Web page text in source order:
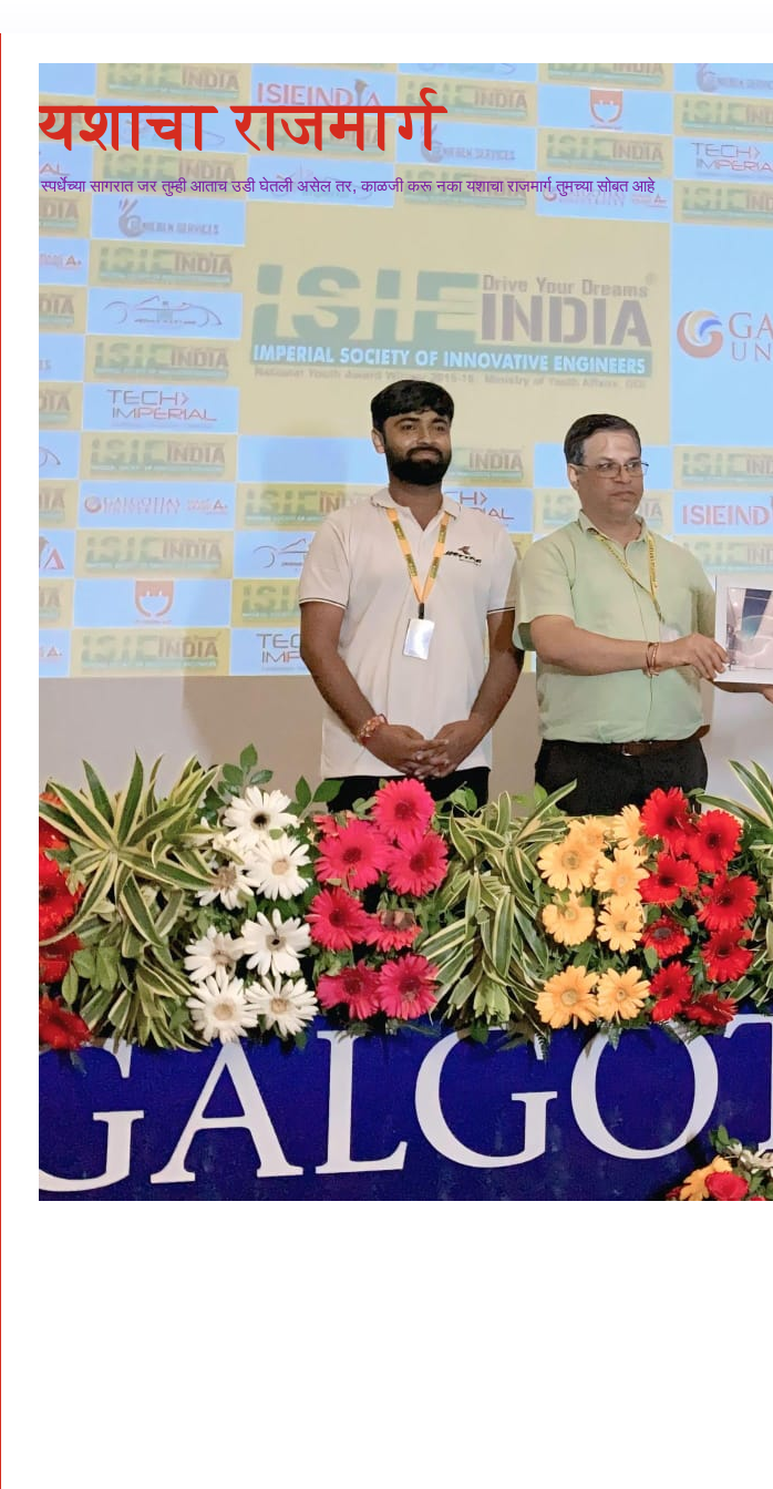
यशाचा राजमार्ग
स्पर्धेच्या सागरात जर तुम्ही आताच उडी घेतली असेल तर, काळजी करू नका यशाचा राजमार्ग तुमच्या सोबत आहे